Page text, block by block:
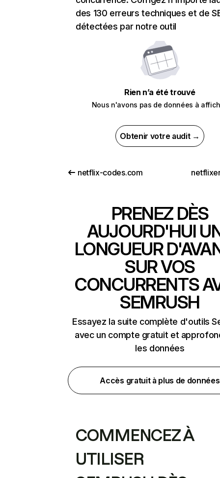
des 130 erreurs techniques et de
détectées par notre outil
Rien n’a été trouvé
Nous n'avons pas de données à
Obtenir votre audit →
netflix-codes.com
PRENEZ DÈS
AUJOURD'HUI
LONGUEUR
SUR VOS
CONCURRENTS
SEMRUSH
Essayez la suite complète d'outils
avec un compte gratuit et
les données
Accès gratuit à plus de données
COMMENCEZ À
UTILISER